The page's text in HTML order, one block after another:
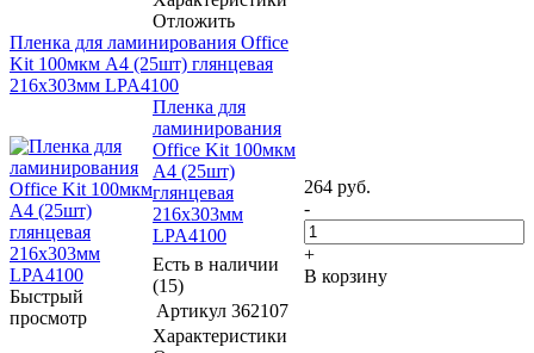
Отложить
Пленка для ламинирования Office
Kit 100мкм A4 (25шт) глянцевая
216x303мм LPA4100
Быстрый
просмотр
Пленка для
ламинирования
Office Kit 100мкм
A4 (25шт)
глянцевая
216x303мм
LPA4100
Есть в наличии
(15)
Артикул 362107
Характеристики
264 руб.
-
+
В корзину